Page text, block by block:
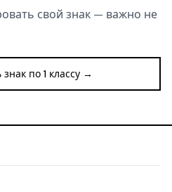
свой знак — важно не
по 1 классу →